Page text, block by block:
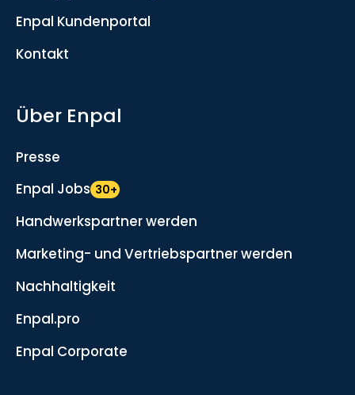
Enpal Kundenportal
Kontakt
Über Enpal
Presse
Enpal Jobs 30+
Handwerkspartner werden
Marketing- und Vertriebspartner werden
Nachhaltigkeit
Enpal.pro
Enpal Corporate